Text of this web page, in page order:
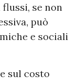
se non
può
e sociali
sul costo